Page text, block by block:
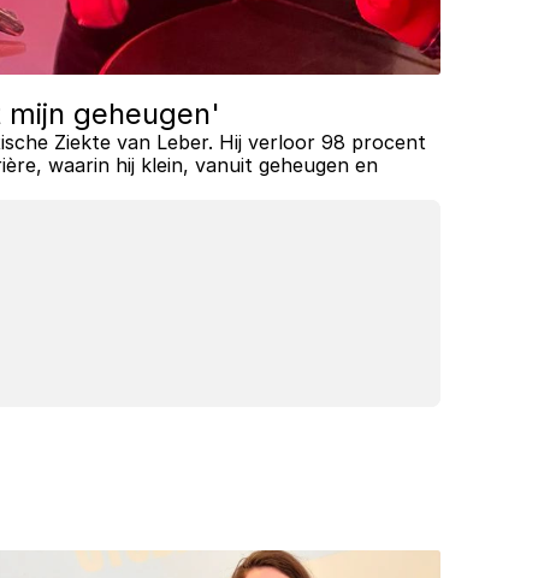
geheugen'
Ziekte van Leber. Hij verloor 98 procent
waarin hij klein, vanuit geheugen en